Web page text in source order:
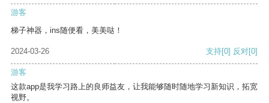
游客
梯子神器，ins随便看，美美哒！
2024-03-26 支持[0] 反对[0]
游客
这款app是我学习路上的良师益友，让我能够随时随地学习新知识，拓宽
视野。